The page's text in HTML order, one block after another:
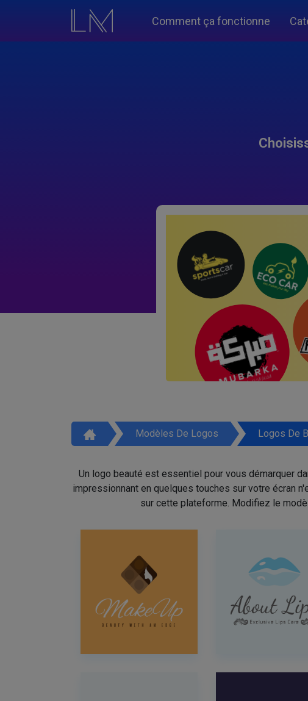
Comment ça fonctionne
Modèles De Logos Logos De
Un logo beauté est essentiel pour vous démarquer
impressionnant en quelques touches sur votre écran
sur cette plateforme. Modifiez le